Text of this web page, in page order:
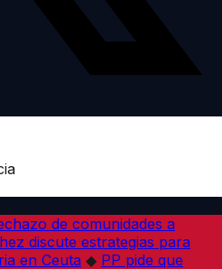
de comunidades a
discute estrategias para
en Ceuta ◆ PP pide que